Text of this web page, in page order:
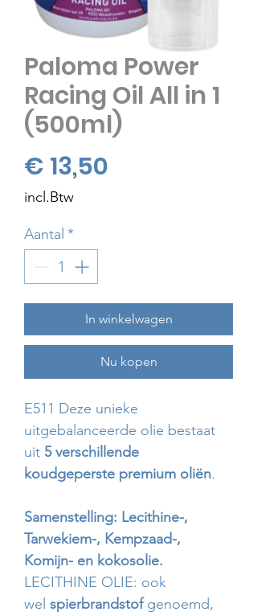
Paloma Power
Racing Oil All in 1
(500ml)
€ 13,50
incl.Btw
Aantal *
In winkelwagen
Nu kopen
E511 Deze unieke
uitgebalanceerde olie bestaat
uit 5 verschillende
koudgeperste premium oliën.
Samenstelling: Lecithine-,
Tarwekiem-, Kempzaad-,
Komijn- en kokosolie.
LECITHINE OLIE: ook
wel spierbrandstofgenoemd,